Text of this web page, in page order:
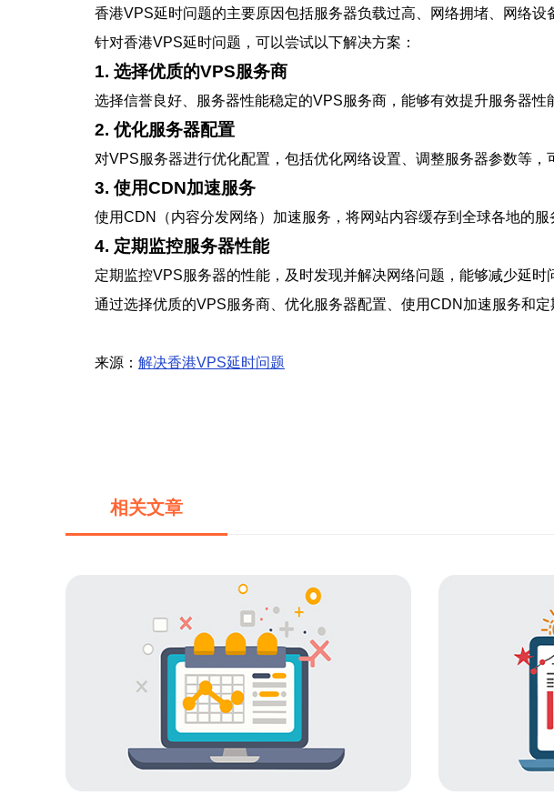
香港VPS延时问题的主要原因包括服务器负载过高、网络拥堵、网络
针对香港VPS延时问题，可以尝试以下解决方案：
1. 选择优质的VPS服务商
选择信誉良好、服务器性能稳定的VPS服务商，能够有效提升服务器性
2. 优化服务器配置
对VPS服务器进行优化配置，包括优化网络设置、调整服务器参数等，
3. 使用CDN加速服务
使用CDN（内容分发网络）加速服务，将网站内容缓存到全球各地的
4. 定期监控服务器性能
定期监控VPS服务器的性能，及时发现并解决网络问题，能够减少延时
通过选择优质的VPS服务商、优化服务器配置、使用CDN加速服务和
来源： 解决香港VPS延时问题
相关文章